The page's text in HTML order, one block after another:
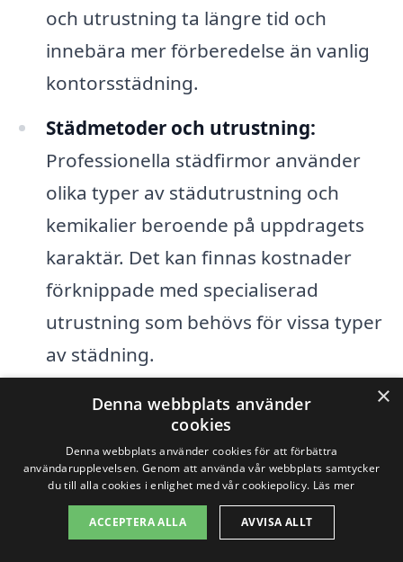
och utrustning ta längre tid och
innebära mer förberedelse än vanlig
kontorsstädning.
Städmetoder och utrustning:
Professionella städfirmor använder
olika typer av städutrustning och
kemikalier beroende på uppdragets
karaktär. Det kan finnas kostnader
förknippade med specialiserad
utrustning som behövs för vissa typer
av städning.
Frekvens av städning:Om en
verksamhet behöver städning
regelbundet, kan detta påverka
kostnaden. Många företag erbjuder
rabatter för avtal om regelbundna
×
Denna webbplats använder
cookies
Denna webbplats använder cookies för att förbättra
användarupplevelsen. Genom att använda vår webbplats samtycker
du till alla cookies i enlighet med vår cookiepolicy. Läs mer
ACCEPTERA ALLA AVVISA ALLT